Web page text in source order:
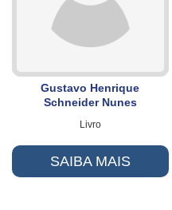
Gustavo Henrique
Schneider Nunes
Livro
SAIBA MAIS